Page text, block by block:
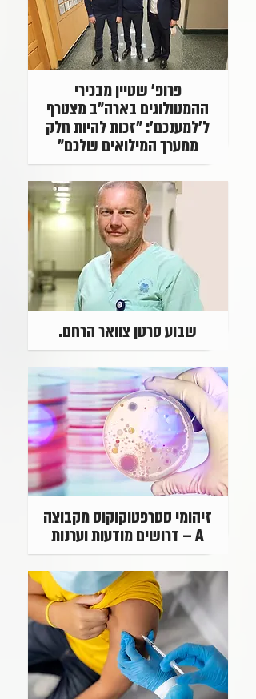
פרופ' שטיין מבכירי
ההמטולוגים בארה"ב מצטרף
ל'למענכם': "זכות להיות חלק
ממערך המילואים שלכם"
שבוע סרטן צוואר הרחם.
זיהומי סטרפטוקוקוס מקבוצה
A – דרושים מודעות וערנות